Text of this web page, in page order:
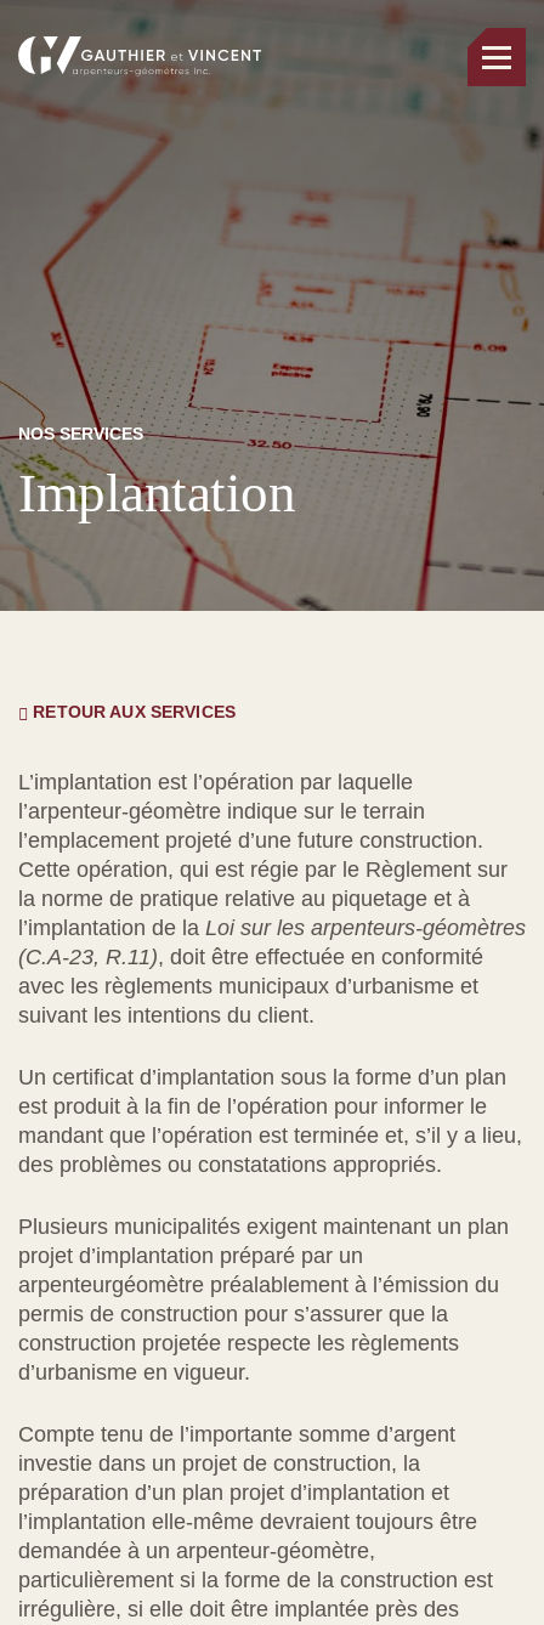
NOS SERVICES
Implantation
RETOUR AUX SERVICES
L’implantation est l’opération par laquelle
l’arpenteur-géomètre indique sur le terrain
l’emplacement projeté d’une future construction.
Cette opération, qui est régie par le Règlement sur
la norme de pratique relative au piquetage et à
l’implantation de la Loi sur les arpenteurs-géomètres
(C.A-23, R.11), doit être effectuée en conformité
avec les règlements municipaux d’urbanisme et
suivant les intentions du client.
Un certificat d’implantation sous la forme d’un plan
est produit à la fin de l’opération pour informer le
mandant que l’opération est terminée et, s’il y a lieu,
des problèmes ou constatations appropriés.
Plusieurs municipalités exigent maintenant un plan
projet d’implantation préparé par un
arpenteurgéomètre préalablement à l’émission du
permis de construction pour s’assurer que la
construction projetée respecte les règlements
d’urbanisme en vigueur.
Compte tenu de l’importante somme d’argent
investie dans un projet de construction, la
préparation d’un plan projet d’implantation et
l’implantation elle-même devraient toujours être
demandée à un arpenteur-géomètre,
particulièrement si la forme de la construction est
irrégulière, si elle doit être implantée près des